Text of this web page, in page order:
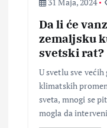
Da li će
zemaljsku
svetski rat?
U svetlu sve
klimatskih
sveta, mnogi se
mogla da